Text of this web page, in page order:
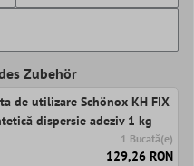
Zubehör
de utilizare Schönox KH FIX
dispersie adeziv 1 kg
1 Bucată(e)
129,26 RON